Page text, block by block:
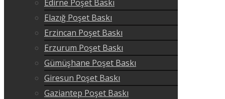
Edirne Poşet Baskı
Elazığ Poşet Baskı
Erzincan Poşet Baskı
Erzurum Poşet Baskı
Gümüşhane Poşet Baskı
Giresun Poşet Baskı
Gaziantep Poşet Baskı